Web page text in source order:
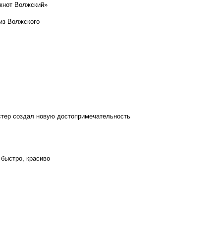
Волжский»
Волжского
создал новую достопримечательность
красиво